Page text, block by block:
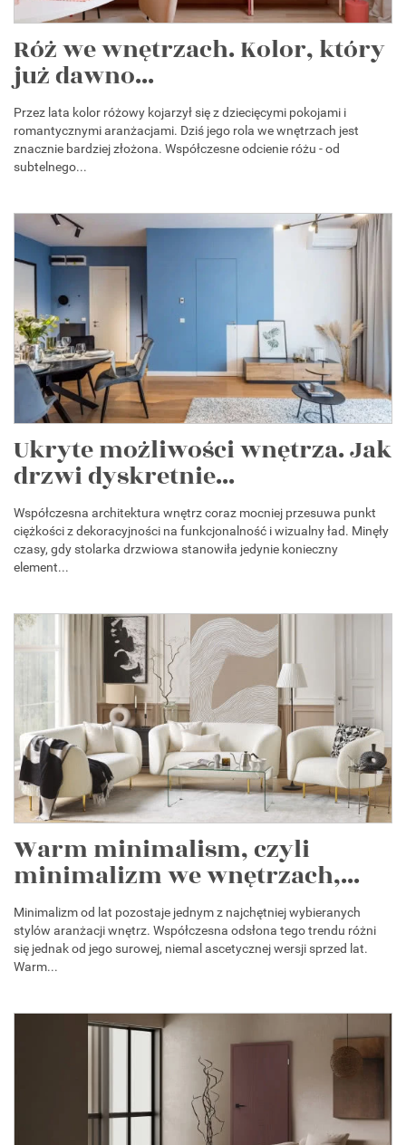
Róż we wnętrzach. Kolor, który
już dawno...
Przez lata kolor różowy kojarzył się z dziecięcymi pokojami i
romantycznymi aranżacjami. Dziś jego rola we wnętrzach jest
znacznie bardziej złożona. Współczesne odcienie różu - od
subtelnego...
Ukryte możliwości wnętrza. Jak
drzwi dyskretnie...
Współczesna architektura wnętrz coraz mocniej przesuwa punkt
ciężkości z dekoracyjności na funkcjonalność i wizualny ład. Minęły
czasy, gdy stolarka drzwiowa stanowiła jedynie konieczny
element...
Warm minimalism, czyli
minimalizm we wnętrzach,...
Minimalizm od lat pozostaje jednym z najchętniej wybieranych
stylów aranżacji wnętrz. Współczesna odsłona tego trendu różni
się jednak od jego surowej, niemal ascetycznej wersji sprzed lat.
Warm...